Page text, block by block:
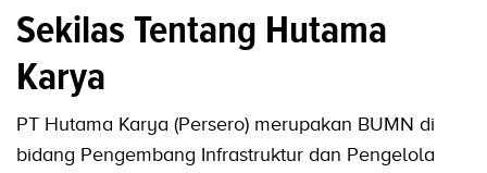
Sekilas Tentang Hutama
Karya
PT Hutama Karya (Persero) merupakan BUMN di
bidang Pengembang Infrastruktur dan Pengelola